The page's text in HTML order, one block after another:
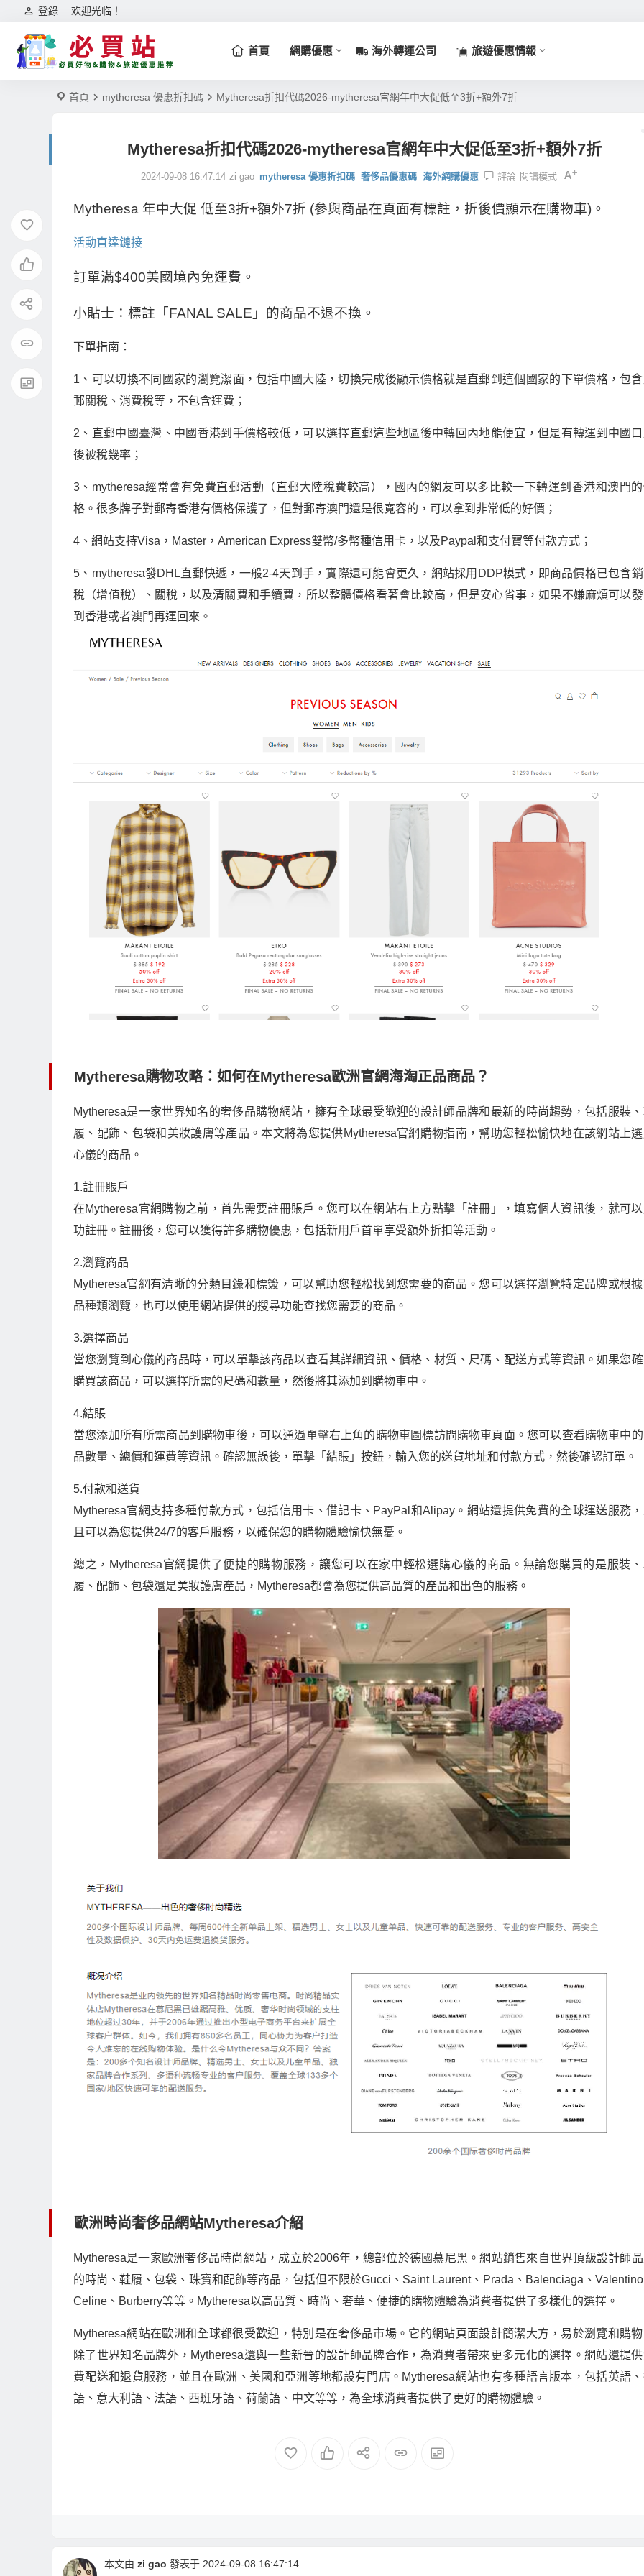
欢迎光临！
登錄
首頁 網購優惠 海外轉運公司 旅遊優惠情報
首頁 mytheresa 優惠折扣碼 Mytheresa折扣代碼2026-mytheresa官網年中大促低至3折+額外7折
Mytheresa折扣代碼2026-mytheresa官網年中大促低至3折+額外7折
2024-09-08 16:47:14 zi gao mytheresa 優惠折扣碼 奢侈品優惠碼 海外網購優惠 評論 閱讀模式
Mytheresa 年中大促 低至3折+額外7折 (參與商品在頁面有標註，折後價顯示在購物車)。
活動直達鏈接
訂單滿$400美國境內免運費。
小貼士：標註「FANAL SALE」的商品不退不換。
下單指南：
1、可以切換不同國家的瀏覽潔面，包括中國大陸，切換完成後顯示價格就是直郵到這個國家的下單價格，包
郵關稅、消費稅等，不包含運費；
2、直郵中國臺灣、中國香港到手價格較低，可以選擇直郵這些地區後中轉回內地能便宜，但是有轉運到中國
後被稅幾率；
3、mytheresa經常會有免費直郵活動（直郵大陸稅費較高），國內的網友可以多比較一下轉運到香港和澳門
格。很多牌子對郵寄香港有價格保護了，但對郵寄澳門還是很寬容的，可以拿到非常低的好價；
4、網站支持Visa，Master，American Express雙幣/多幣種信用卡，以及Paypal和支付寶等付款方式；
5、mytheresa發DHL直郵快遞，一般2-4天到手，實際還可能會更久，網站採用DDP糢式，即商品價格已包含
稅（增值稅）、關稅，以及清關費和手續費，所以整體價格看著會比較高，但是安心省事，如果不嫌麻煩可以
到香港或者澳門再運回來。
Mytheresa購物攻略：如何在Mytheresa歐洲官網海淘正品商品？
Mytheresa是一家世界知名的奢侈品購物網站，擁有全球最受歡迎的設計師品牌和最新的時尚趨勢，包括服裝
履、配飾、包袋和美妝護膚等產品。本文將為您提供Mytheresa官網購物指南，幫助您輕松愉快地在該網站上
心儀的商品。
1.註冊賬戶
在Mytheresa官網購物之前，首先需要註冊賬戶。您可以在網站右上方點擊「註冊」，填寫個人資訊後，就可
功註冊。註冊後，您可以獲得許多購物優惠，包括新用戶首單享受額外折扣等活動。
2.瀏覽商品
Mytheresa官網有清晰的分類目錄和標簽，可以幫助您輕松找到您需要的商品。您可以選擇瀏覽特定品牌或根
品種類瀏覽，也可以使用網站提供的搜尋功能查找您需要的商品。
3.選擇商品
當您瀏覽到心儀的商品時，可以單擊該商品以查看其詳細資訊、價格、材質、尺碼、配送方式等資訊。如果您
購買該商品，可以選擇所需的尺碼和數量，然後將其添加到購物車中。
4.結賬
當您添加所有所需商品到購物車後，可以通過單擊右上角的購物車圖標訪問購物車頁面。您可以查看購物車中
品數量、總價和運費等資訊。確認無誤後，單擊「結賬」按鈕，輸入您的送貨地址和付款方式，然後確認訂單。
5.付款和送貨
Mytheresa官網支持多種付款方式，包括信用卡、借記卡、PayPal和Alipay。網站還提供免費的全球運送服務
且可以為您提供24/7的客戶服務，以確保您的購物體驗愉快無憂。
總之，Mytheresa官網提供了便捷的購物服務，讓您可以在家中輕松選購心儀的商品。無論您購買的是服裝
履、配飾、包袋還是美妝護膚產品，Mytheresa都會為您提供高品質的產品和出色的服務。
歐洲時尚奢侈品網站Mytheresa介紹
Mytheresa是一家歐洲奢侈品時尚網站，成立於2006年，總部位於德國慕尼黑。網站銷售來自世界頂級設計師
的時尚、鞋履、包袋、珠寶和配飾等商品，包括但不限於Gucci、Saint Laurent、Prada、Balenciaga、Valentino
Celine、Burberry等等。Mytheresa以高品質、時尚、奢華、便捷的購物體驗為消費者提供了多樣化的選擇。
Mytheresa網站在歐洲和全球都很受歡迎，特別是在奢侈品市場。它的網站頁面設計簡潔大方，易於瀏覽和購物
除了世界知名品牌外，Mytheresa還與一些新晉的設計師品牌合作，為消費者帶來更多元化的選擇。網站還提
費配送和退貨服務，並且在歐洲、美國和亞洲等地都設有門店。Mytheresa網站也有多種語言版本，包括英語
語、意大利語、法語、西班牙語、荷蘭語、中文等等，為全球消費者提供了更好的購物體驗。
本文由 zi gao 發表于 2024-09-08 16:47:14